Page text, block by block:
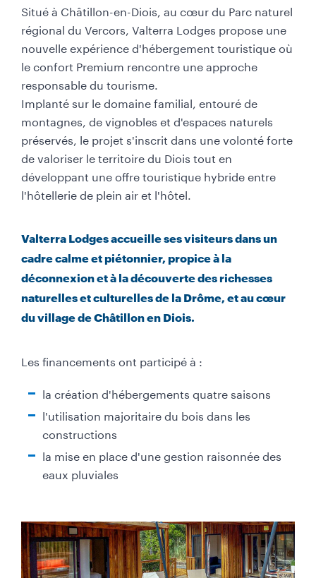
n
e
p
r
i
n
c
i
p
a
l
(
a
u
c
h
)
Situé à Châtillon-en-Diois, au cœur du Parc naturel
régional du Vercors, Valterra Lodges propose une
nouvelle expérience d'hébergement touristique où
le confort Premium rencontre une approche
responsable du tourisme.
Implanté sur le domaine familial, entouré de
montagnes, de vignobles et d'espaces naturels
préservés, le projet s'inscrit dans une volonté forte
de valoriser le territoire du Diois tout en
développant une offre touristique hybride entre
l'hôtellerie de plein air et l'hôtel.
Valterra Lodges accueille ses visiteurs dans un
cadre calme et piétonnier, propice à la
déconnexion et à la découverte des richesses
naturelles et culturelles de la Drôme, et au cœur
du village de Châtillon en Diois.
Les financements ont participé à :
la création d'hébergements quatre saisons
l'utilisation majoritaire du bois dans les
constructions
la mise en place d'une gestion raisonnée des
eaux pluviales